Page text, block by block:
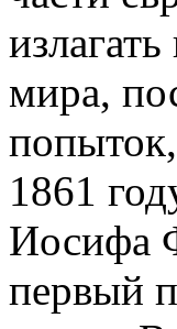
мира,
1861
Иосифа
первый